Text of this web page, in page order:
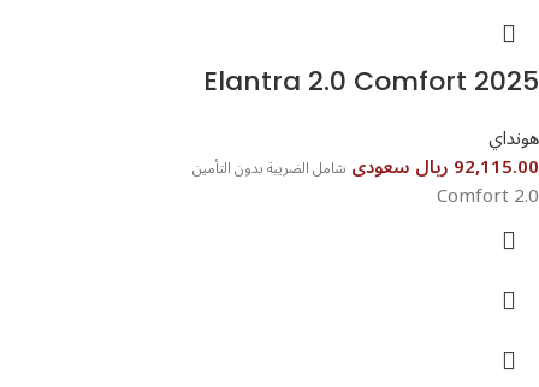
هونداي
92,115.00 ريال سعودى شامل الضريبة بدون التأمين
2.0 Comfort